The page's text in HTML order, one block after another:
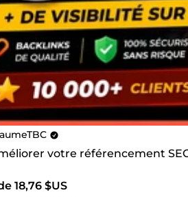
votre référencement
18,76 $US